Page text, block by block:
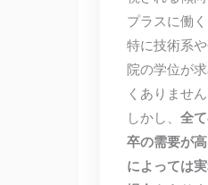
プラスに働
特に技術系
院の学位が
くありません
しかし、全
卒の需要が
によっては